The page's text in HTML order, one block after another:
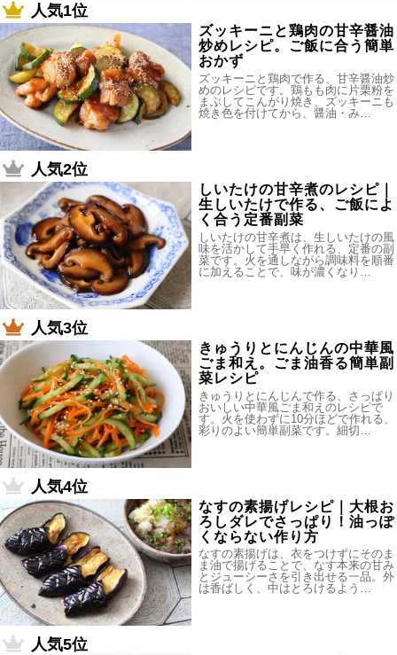
人気1位
ズッキーニと鶏肉の甘辛醤油
炒めレシピ。ご飯に合う簡単
おかず
ズッキーニと鶏肉で作る、甘辛醤油炒
めのレシピです。鶏もも肉に片栗粉を
まぶしてこんがり焼き、ズッキーニも
焼き色を付けてから、醤油・み…
人気2位
しいたけの甘辛煮のレシピ｜
生しいたけで作る、ご飯によ
く合う定番副菜
しいたけの甘辛煮は、生しいたけの風
味を活かして手早く作れる、定番の副
菜です。火を通しながら調味料を順番
に加えることで、味が濃くなり…
人気3位
きゅうりとにんじんの中華風
ごま和え。ごま油香る簡単副
菜レシピ
きゅうりとにんじんで作る、さっぱり
おいしい中華風ごま和えのレシピで
す。火を使わずに10分ほどで作れる、
彩りのよい簡単副菜です。細切…
人気4位
なすの素揚げレシピ｜大根お
ろしダレでさっぱり！油っぽ
くならない作り方
なすの素揚げは、衣をつけずにそのま
ま油で揚げることで、なす本来の甘み
とジューシーさを引き出せる一品。外
は香ばしく、中はとろけるよう…
人気5位